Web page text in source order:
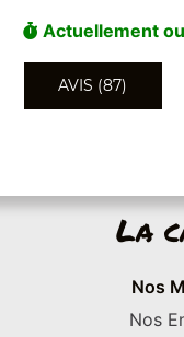
Actuellement
AVIS (87)
La
Nos
Nos